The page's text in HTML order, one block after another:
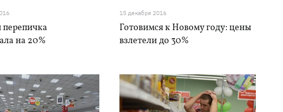
перепичка
на 20%
15 декабря 2016
Готовимся к Новому году: цены
взлетели до 30%